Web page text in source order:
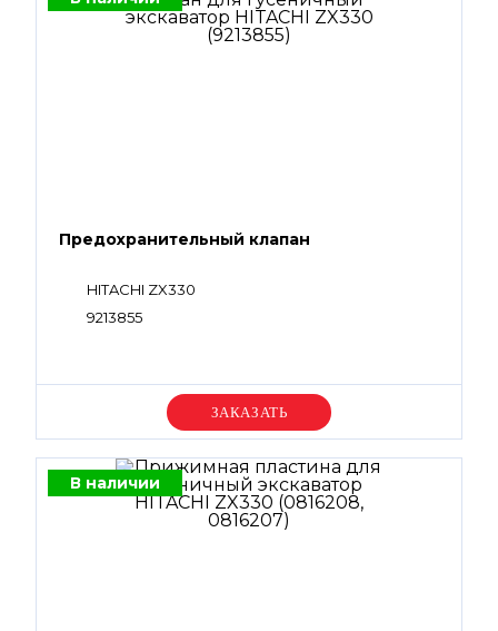
Предохранительный клапан
HITACHI ZX330
9213855
Уточняйте цену
В наличии